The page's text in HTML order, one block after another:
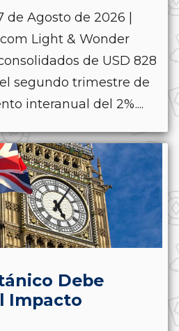
de Agosto de 2026 |
Light & Wonder
de USD 828
segundo trimestre de
interanual del 2%....
Debe
Impacto